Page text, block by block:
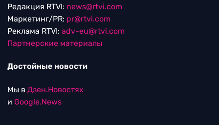
Редакция RTVI: news@rtvi.com
Маркетинг/PR: pr@rtvi.com
Реклама RTVI: adv-eu@rtvi.com
Партнерские материалы
Достойные новости
Мы в Дзен.Новостях
и Google.News